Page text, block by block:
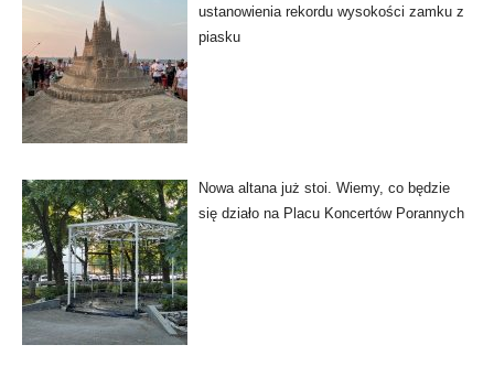
ustanowienia rekordu wysokości zamku z
piasku
Nowa altana już stoi. Wiemy, co będzie
się działo na Placu Koncertów Porannych